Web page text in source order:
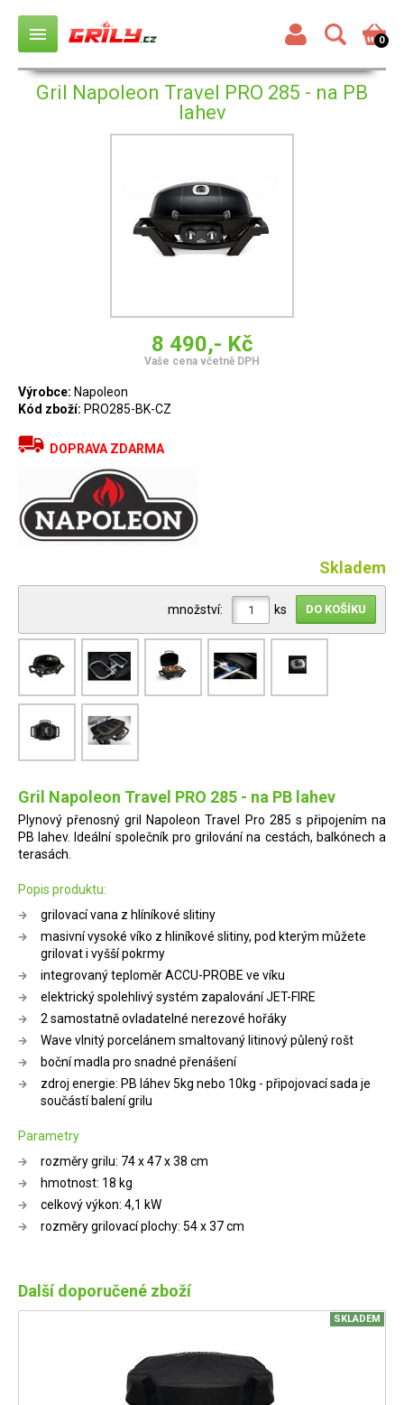
0
menu
Gril Napoleon Travel PRO 285 - na PB
lahev
8 490,- Kč
Vaše cena včetně DPH
Výrobce: Napoleon
Kód zboží: PRO285-BK-CZ
DOPRAVA ZDARMA
Skladem
množství: ks
Gril Napoleon Travel PRO 285 - na PB lahev
Plynový přenosný gril Napoleon Travel Pro 285 s připojením na
PB lahev. Ideální společník pro grilování na cestách, balkónech a
terasách.
Popis produktu:
grilovací vana z hlíníkové slitiny
masivní vysoké víko z hliníkové slitiny, pod kterým můžete
grilovat i vyšší pokrmy
integrovaný teploměr ACCU-PROBE ve víku
elektrický spolehlivý systém zapalování JET-FIRE
2 samostatně ovladatelné nerezové hořáky
Wave vlnitý porcelánem smaltovaný litinový půlený rošt
boční madla pro snadné přenášení
zdroj energie: PB láhev 5kg nebo 10kg - připojovací sada je
součástí balení grilu
Parametry
rozměry grilu: 74 x 47 x 38 cm
hmotnost: 18 kg
celkový výkon: 4,1 kW
rozměry grilovací plochy: 54 x 37 cm
Další doporučené zboží
SKLADEM